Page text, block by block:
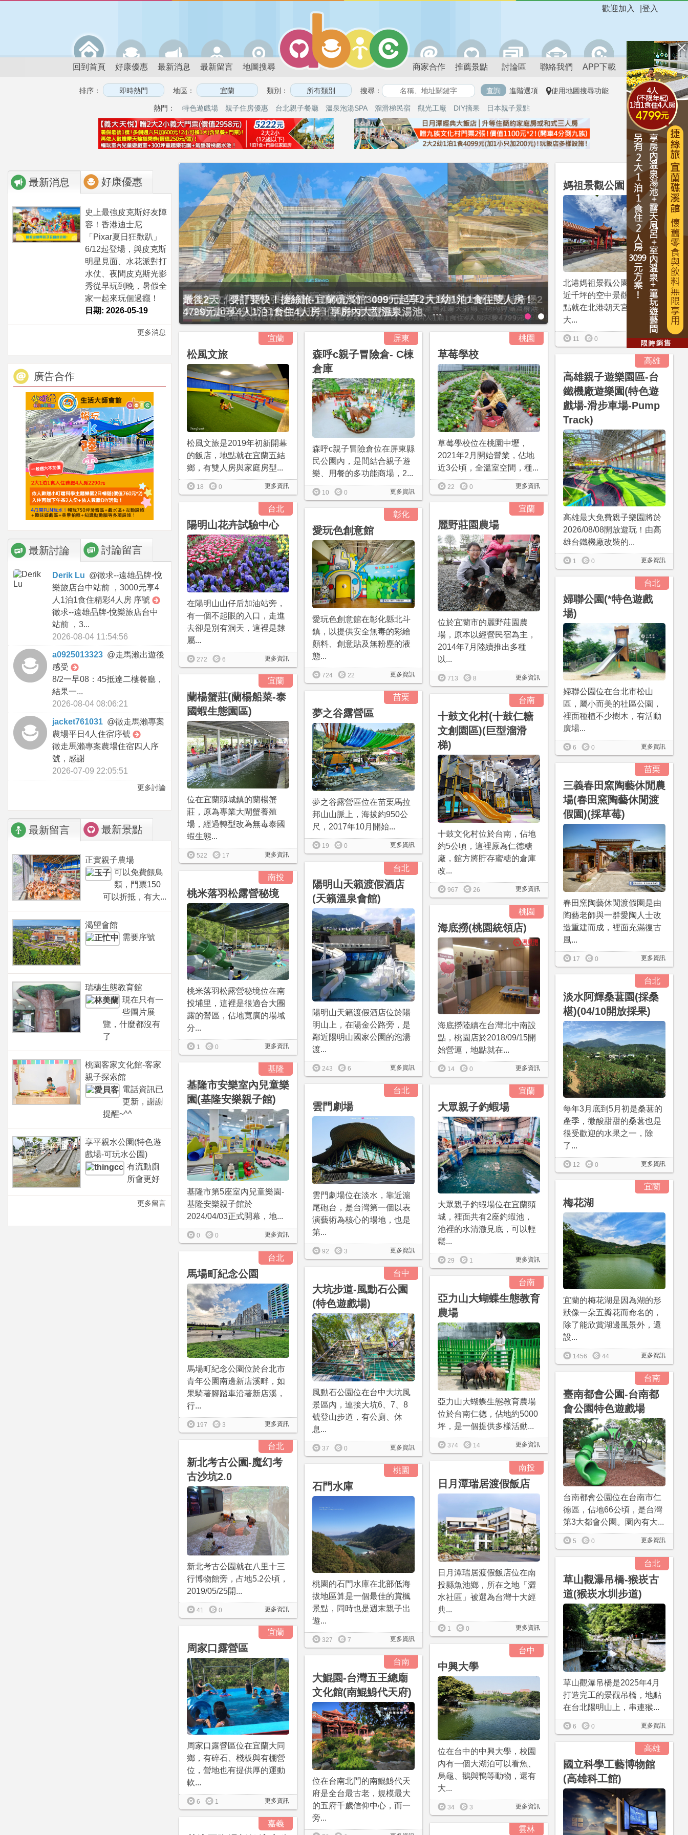
登入
歡迎加入
回到首頁 好康優惠 最新消息 最新留言 地圖搜尋 商家合作 推薦景點 討論區 聯絡我們 APP下載
排序： 地區： 類別： 搜尋： 進階選項 使用地圖搜尋功能
熱門： 特色遊戲場 親子住房優惠 台北親子餐廳 溫泉泡湯SPA 溜滑梯民宿 觀光工廠 DIY摘果 日本親子景點
最新消息 好康優惠
史上最強皮克斯好友陣
容！香港迪士尼
「Pixar夏日狂歡趴」
6/12起登場，與皮克斯
明星見面、水花派對打
水仗、夜間皮克斯光影
秀從早玩到晚，暑假全
家一起來玩個過癮！
日期: 2026-05-19
更多消息
廣告合作
最新討論 討論留言
Derik Lu @徵求--遠雄品牌-悅
樂旅店台中站前 ，3000元享4
人1泊1食住精彩4人房 序號
徵求--遠雄品牌-悅樂旅店台中
站前 ，3...
2026-08-04 11:54:56
a0925013323 @走馬瀨出遊後
感受
8/2一早08：45抵達二樓餐廳，
結果一...
2026-08-04 08:06:21
jacket761031 @徵走馬瀨專案
農場平日4人住宿序號
徵走馬瀨專案農場住宿四人序
號，感謝
2026-07-09 22:05:51
更多討論
最新留言 最新景點
正實親子農場
可以免費餵鳥
類，門票150
可以折抵，有大...
渴望會館
需要序號
瑞穗生態教育館
現在只有一
些圖片展
覽，什麼都沒有
了
桃園客家文化館-客家
親子探索館
電話資訊已
更新，謝謝
提醒~^^
享平親水公園(特色遊
戲場-可玩水公園)
有流動廁
所會更好
更多留言
最後2天，要訂要快！捷絲旅-宜蘭礁溪館3099元起享2大1幼1泊1食住雙人房！
4799元起享4人1泊1食住4人房！享房內大型溫泉湯池、...
贈九族文化村門票2張(總價
大2幼(115公分以下)1泊1食
雲林
媽祖景觀公園
北港媽祖景觀公園是座佔地
近千坪的空中景觀公園，地
點就在北港朝天宮媽祖文化
大...
更多資訊
11 0
宜蘭
松風文旅
松風文旅是2019年初新開幕
的飯店，地點就在宜蘭五結
鄉，有雙人房與家庭房型...
更多資訊
18 0
屏東
森呼c親子冒險倉- C棟
倉庫
森呼c親子冒險倉位在屏東縣
民公園內，是間結合親子遊
樂、用餐的多功能商場，2...
更多資訊
10 0
桃園
草莓學校
草莓學校位在桃園中壢，
2021年2月開始營業，佔地
近3公頃，全溫室空間，種...
更多資訊
22 0
高雄
高雄親子遊樂園區-台
鐵機廠遊樂園(特色遊
戲場-滑步車場-Pump
Track)
高雄最大免費親子樂園將於
2026/08/08開放遊玩！由高
雄台鐵機廠改裝的...
更多資訊
1 0
台北
陽明山花卉試驗中心
在陽明山山仔后加油站旁，
有一個不起眼的入口，走進
去卻是別有洞天，這裡是隸
屬...
更多資訊
272 6
宜蘭
麗野莊園農場
位於宜蘭市的麗野莊園農
場，原本以經營民宿為主，
2014年7月陸續推出多種
以...
更多資訊
713 8
彰化
愛玩色創意館
愛玩色創意館在彰化縣北斗
鎮，以提供安全無毒的彩繪
顏料、創意貼及無粉塵的液
態...
更多資訊
724 22
台北
婦聯公園(*特色遊戲
場)
婦聯公園位在台北市松山
區，屬小而美的社區公園，
裡面種植不少樹木，有活動
廣場...
更多資訊
6 0
宜蘭
蘭楊蟹莊(蘭楊船菜-泰
國蝦生態園區)
位在宜蘭頭城鎮的蘭楊蟹
莊，原為專業大閘蟹養殖
場，經過轉型改為無毒泰國
蝦生態...
更多資訊
522 17
苗栗
夢之谷露營區
夢之谷露營區位在苗栗馬拉
邦山山脈上，海拔約950公
尺，2017年10月開始...
更多資訊
19 0
台南
十鼓文化村(十鼓仁糖
文創園區)(巨型溜滑
梯)
十鼓文化村位於台南，佔地
約5公頃，這裡原為仁德糖
廠，館方將貯存蜜糖的倉庫
改...
更多資訊
967 26
苗栗
三義春田窯陶藝休閒農
場(春田窯陶藝休閒渡
假園)(採草莓)
春田窯陶藝休閒渡假園是由
陶藝老師與一群愛陶人士改
造重建而成，裡面充滿復古
風...
更多資訊
17 0
台北
陽明山天籟渡假酒店
(天籟溫泉會館)
陽明山天籟渡假酒店位於陽
明山上，在陽金公路旁，是
鄰近陽明山國家公園的泡湯
渡...
更多資訊
243 6
南投
桃米落羽松露營秘境
桃米落羽松露營秘境位在南
投埔里，這裡是很適合大團
露的營區，佔地寬廣的場域
分...
更多資訊
1 0
桃園
海底撈(桃園統領店)
海底撈陸續在台灣北中南設
點，桃園店於2018/09/15開
始營運，地點就在...
更多資訊
14 0
台北
淡水阿輝桑葚園(採桑
椹)(04/10開放採果)
每年3月底到5月初是桑葚的
產季，微酸甜甜的桑葚也是
很受歡迎的水果之一，除
了...
更多資訊
12 0
基隆
基隆市安樂室內兒童樂
園(基隆安樂親子館)
基隆市第5座室內兒童樂園-
基隆安樂親子館於
2024/04/03正式開幕，地...
更多資訊
0 0
台北
雲門劇場
雲門劇場位在淡水，靠近滬
尾砲台，是台灣第一個以表
演藝術為核心的場地，也是
第...
更多資訊
92 3
宜蘭
大眾親子釣蝦場
大眾親子釣蝦場位在宜蘭頭
城，裡面共有2座釣蝦池，
池裡的水清澈見底，可以輕
鬆...
更多資訊
29 1
宜蘭
梅花湖
宜蘭的梅花湖是因為湖的形
狀像一朵五瓣花而命名的，
除了能欣賞湖邊風景外，還
設...
更多資訊
1456 44
台北
馬場町紀念公園
馬場町紀念公園位於台北市
青年公園南邊新店溪畔，如
果騎著腳踏車沿著新店溪，
行...
更多資訊
197 3
台中
大坑步道-風動石公園
(特色遊戲場)
風動石公園位在台中大坑風
景區內，連接大坑6、7、8
號登山步道，有公廁、休
息...
更多資訊
37 0
台南
亞力山大蝴蝶生態教育
農場
亞力山大蝴蝶生態教育農場
位於台南仁德，佔地約5000
坪，是一個提供多樣活動...
更多資訊
374 14
台南
臺南都會公園-台南都
會公園特色遊戲場
台南都會公園位在台南市仁
德區，佔地66公頃，是台灣
第3大都會公園。園內有大...
更多資訊
5 0
台北
新北考古公園-魔幻考
古沙坑2.0
新北考古公園就在八里十三
行博物館旁，占地5.2公頃，
2019/05/25開...
更多資訊
41 0
南投
日月潭瑞居渡假飯店
日月潭瑞居渡假飯店位在南
投縣魚池鄉，所在之地「澀
水社區」被選為台灣十大經
典...
更多資訊
1 0
桃園
石門水庫
桃園的石門水庫在北部低海
拔地區算是一個最佳的賞楓
景點，同時也是週末親子出
遊...
更多資訊
327 7
台北
草山觀瀑吊橋-猴崁古
道(猴崁水圳步道)
草山觀瀑吊橋是2025年4月
打造完工的景觀吊橋，地點
在台北陽明山上，串連猴...
更多資訊
6 0
宜蘭
周家口露營區
周家口露營區位在宜蘭大同
鄉，有碎石、棧板與有棚營
位，營地也有提供厚的運動
軟...
更多資訊
6 1
台中
中興大學
位在台中的中興大學，校園
內有一個大湖泊可以看魚、
烏龜、鵝與鴨等動物，還有
大...
更多資訊
34 3
台南
大鯤園-台灣五王總廟
文化館(南鯤鯓代天府)
位在台南北門的南鯤鯓代天
府是全台最古老，規模最大
的五府千歲信仰中心，而一
旁...
高雄
國立科學工藝博物館
(高雄科工館)
嘉義
雲林